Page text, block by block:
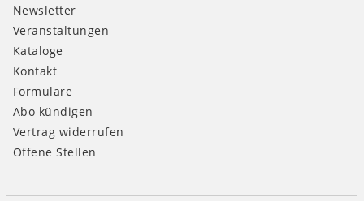
Newsletter
Veranstaltungen
Kataloge
Kontakt
Formulare
Abo kündigen
Vertrag widerrufen
Offene Stellen